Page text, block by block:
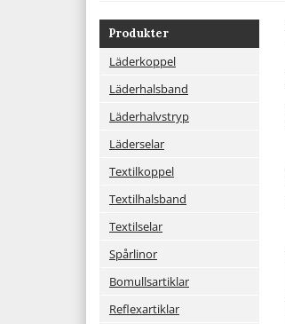
Produkter
Läderkoppel
Läderhalsband
Läderhalvstryp
Läderselar
Textilkoppel
Textilhalsband
Textilselar
Spårlinor
Bomullsartiklar
Reflexartiklar